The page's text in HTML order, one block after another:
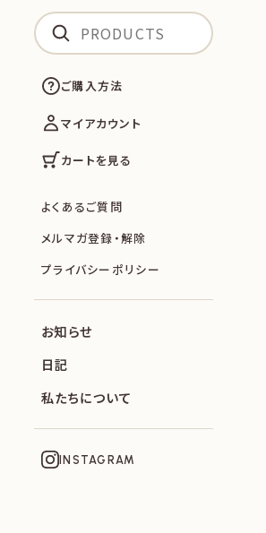
ご購入方法
マイアカウント
カートを見る
よくあるご質問
メルマガ登録・解除
プライバシーポリシー
お知らせ
日記
私たちについて
INSTAGRAM